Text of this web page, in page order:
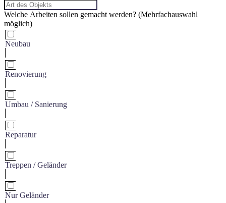
Welche Arbeiten sollen gemacht werden? (Mehrfachauswahl
möglich)
Neubau
Renovierung
Umbau / Sanierung
Reparatur
Treppen / Geländer
Nur Geländer